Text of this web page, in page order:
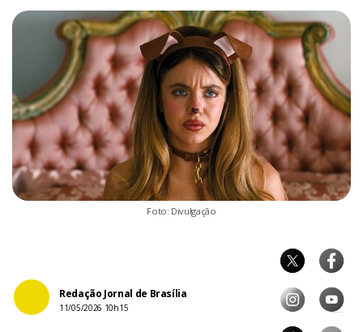
Foto: Divulgação
Redação Jornal de Brasília
11/05/2026 10h15